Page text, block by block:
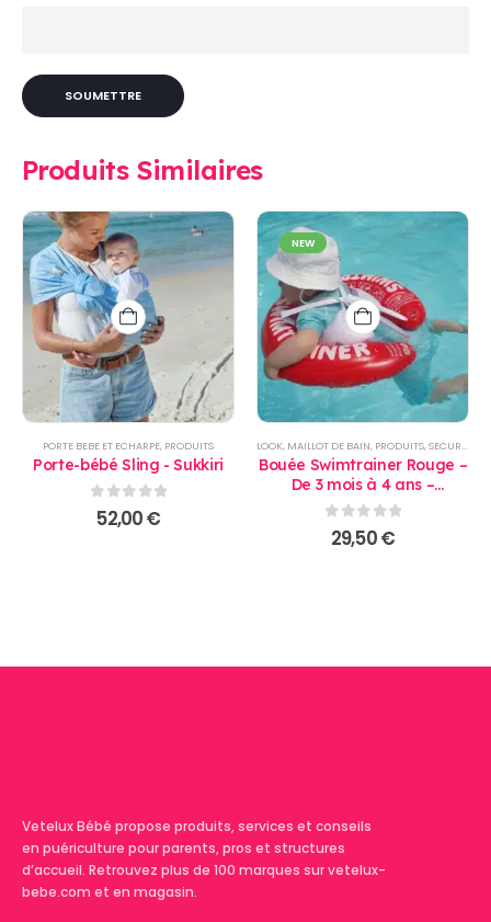
Produits Similaires
PORTE BEBE ET ECHARPE, PRODUITS
Porte-bébé Sling - Sukkiri
0sur 5
52,00€
NEW
LOOK, MAILLOT DE BAIN, PRODUITS,SECURITE
Bouée Swimtrainer Rouge –
De 3 mois à 4 ans –
Apprentissage de la nage
0sur 5
29,50€
Vetelux Bébé propose produits, services et conseils
en puériculture pour parents, pros et structures
d’accueil. Retrouvez plus de 100 marques sur vetelux-
bebe.com et en magasin.